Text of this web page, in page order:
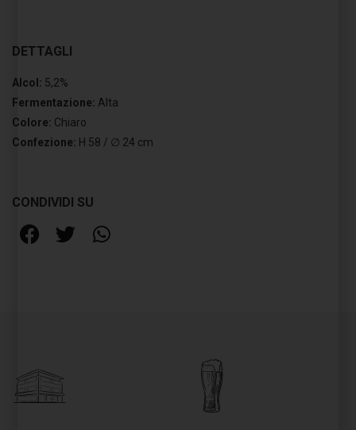
DETTAGLI
Alcol: 5,2%
Fermentazione: Alta
Colore: Chiaro
Confezione: H 58 / ∅ 24 cm
CONDIVIDI SU